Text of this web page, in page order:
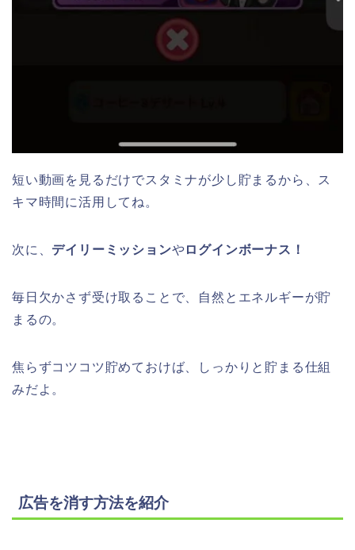
短い動画を見るだけでスタミナが少し貯まるから、ス
キマ時間に活用してね。
次に、 デイリーミッションやログインボーナス！
毎日欠かさず受け取ることで、自然とエネルギーが貯
まるの。
焦らずコツコツ貯めておけば、しっかりと貯まる仕組
みだよ。
広告を消す方法を紹介